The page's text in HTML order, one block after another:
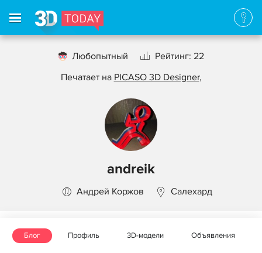
Любопытный
Рейтинг: 22
Печатает на PICASO 3D Designer,
andreik
Андрей Коржов Салехард
Блог Профиль 3D-модели Объявления